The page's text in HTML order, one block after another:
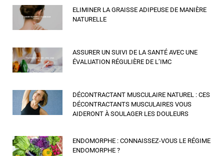
ELIMINER LA GRAISSE ADIPEUSE DE MANIÈRE
NATURELLE
ASSURER UN SUIVI DE LA SANTÉ AVEC UNE
ÉVALUATION RÉGULIÈRE DE L’IMC
DÉCONTRACTANT MUSCULAIRE NATUREL : CES
DÉCONTRACTANTS MUSCULAIRES VOUS
AIDERONT À SOULAGER LES DOULEURS
ENDOMORPHE : CONNAISSEZ-VOUS LE RÉGIME
ENDOMORPHE ?